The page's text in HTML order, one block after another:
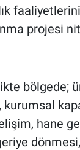
projesi
bölgede;
hane
dönmesi,